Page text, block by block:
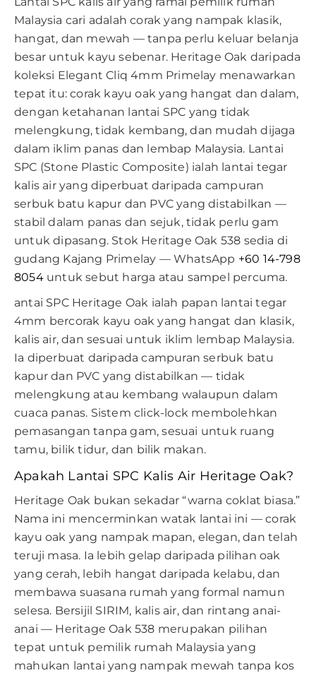
Malaysia cari adalah corak yang nampak klasik,
hangat, dan mewah — tanpa perlu keluar belanja
besar untuk kayu sebenar. Heritage Oak daripada
koleksi Elegant Cliq 4mm Primelay menawarkan
tepat itu: corak kayu oak yang hangat dan dalam,
dengan ketahanan lantai SPC yang tidak
melengkung, tidak kembang, dan mudah dijaga
dalam iklim panas dan lembap Malaysia. Lantai
SPC (Stone Plastic Composite) ialah lantai tegar
kalis air yang diperbuat daripada campuran
serbuk batu kapur dan PVC yang distabilkan —
stabil dalam panas dan sejuk, tidak perlu gam
untuk dipasang. Stok Heritage Oak 538 sedia di
gudang Kajang Primelay — WhatsApp +60 14-798
8054untuk sebut harga atau sampel percuma.
antai SPC Heritage Oak ialah papan lantai tegar
4mm bercorak kayu oak yang hangat dan klasik,
kalis air, dan sesuai untuk iklim lembap Malaysia.
Ia diperbuat daripada campuran serbuk batu
kapur dan PVC yang distabilkan — tidak
melengkung atau kembang walaupun dalam
cuaca panas. Sistem click-lock membolehkan
pemasangan tanpa gam, sesuai untuk ruang
tamu, bilik tidur, dan bilik makan.
Apakah Lantai SPC Kalis Air Heritage Oak?
Heritage Oak bukan sekadar “warna coklat biasa.”
Nama ini mencerminkan watak lantai ini — corak
kayu oak yang nampak mapan, elegan, dan telah
teruji masa. Ia lebih gelap daripada pilihan oak
yang cerah, lebih hangat daripada kelabu, dan
membawa suasana rumah yang formal namun
selesa. Bersijil SIRIM, kalis air, dan rintang anai-
anai — Heritage Oak 538 merupakan pilihan
tepat untuk pemilik rumah Malaysia yang
mahukan lantai yang nampak mewah tanpa kos